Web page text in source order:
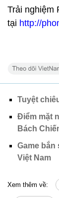
Trải nghiệm
tại http://
Tuyệt
Điểm mặt
Bách
Game bắn
Việt Nam
Xem thêm về: